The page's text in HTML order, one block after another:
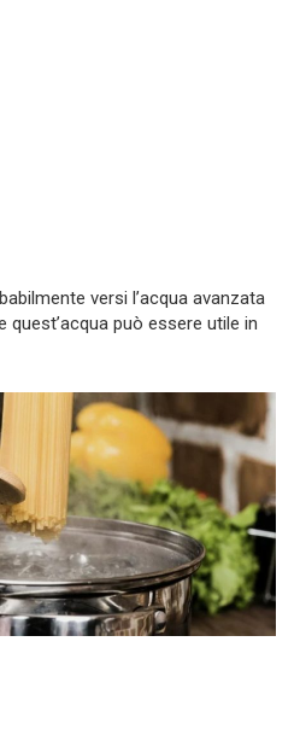
versi l’acqua avanzata
quest’acqua può essere utile in